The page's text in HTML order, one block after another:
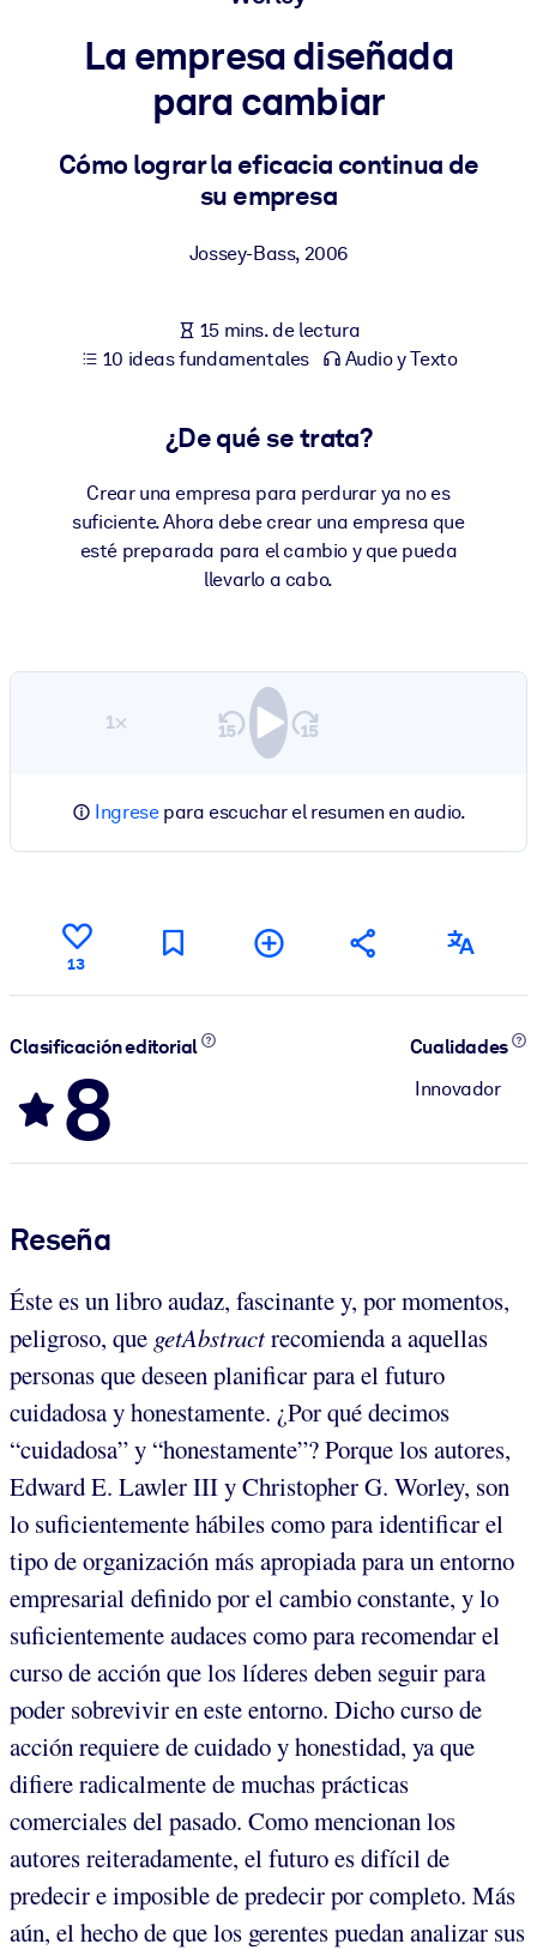
POR SISTEMA
Integre conocimientos verificados y breves en su LMS/LXP para
obtener mejores resultados de aprendizaje.
Para bibliotecas corporativas
empresariales confiables y listos para usar.
Alimente sus sistemas de IA con conocimientos fiables y
estructurados para mejorar los resultados.
La empresa diseñada
para cambiar
Cómo lograr la eficacia continua de
su empresa
Jossey-Bass, 2006
15 mins. de lectura
10 ideas fundamentales
Audio y Texto
¿De qué se trata?
Crear una empresa para perdurar ya no es
suficiente. Ahora debe crear una empresa que
esté preparada para el cambio y que pueda
llevarlo a cabo.
1×
Ingresepara escuchar el resumen en audio.
13
Clasificación editorial
8
Cualidades
Innovador
Reseña
Éste es un libro audaz, fascinante y, por momentos,
peligroso, que getAbstractrecomienda a aquellas
personas que deseen planificar para el futuro
cuidadosa y honestamente. ¿Por qué decimos
“cuidadosa” y “honestamente”? Porque los autores,
Edward E. Lawler III y Christopher G. Worley, son
lo suficientemente hábiles como para identificar el
tipo de organización más apropiada para un entorno
empresarial definido por el cambio constante, y lo
suficientemente audaces como para recomendar el
curso de acción que los líderes deben seguir para
poder sobrevivir en este entorno. Dicho curso de
acción requiere de cuidado y honestidad, ya que
difiere radicalmente de muchas prácticas
comerciales del pasado. Como mencionan los
autores reiteradamente, el futuro es difícil de
predecir e imposible de predecir por completo. Más
aún, el hecho de que los gerentes puedan analizar sus